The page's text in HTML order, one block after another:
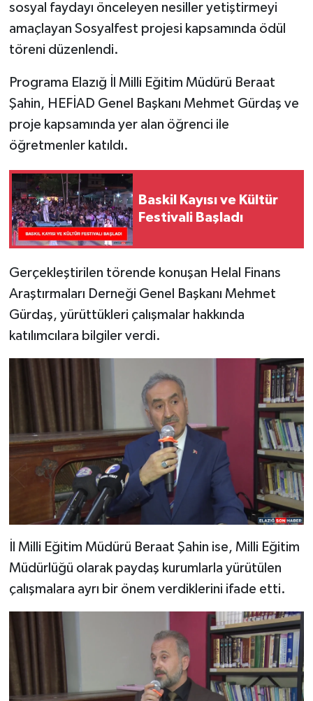
sosyal faydayı önceleyen nesiller yetiştirmeyi
amaçlayan Sosyalfest projesi kapsamında ödül
töreni düzenlendi.
Programa Elazığ İl Milli Eğitim Müdürü Beraat
Şahin, HEFİAD Genel Başkanı Mehmet Gürdaş ve
proje kapsamında yer alan öğrenci ile
öğretmenler katıldı.
Baskil Kayısı ve Kültür
Festivali Başladı
Gerçekleştirilen törende konuşan Helal Finans
Araştırmaları Derneği Genel Başkanı Mehmet
Gürdaş, yürüttükleri çalışmalar hakkında
katılımcılara bilgiler verdi.
İl Milli Eğitim Müdürü Beraat Şahin ise, Milli Eğitim
Müdürlüğü olarak paydaş kurumlarla yürütülen
çalışmalara ayrı bir önem verdiklerini ifade etti.
TEKNOLOJİ